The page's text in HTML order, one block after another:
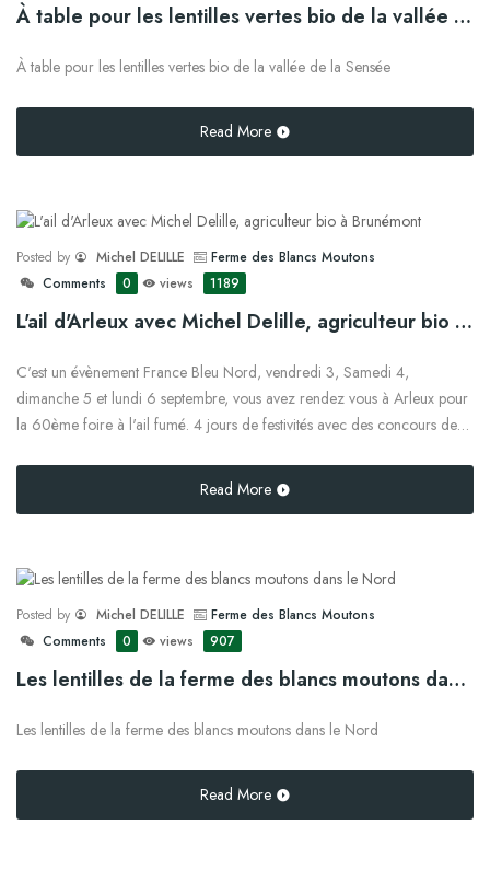
À table pour les lentilles vertes bio de la vallée de la Sensée
À table pour les lentilles vertes bio de la vallée de la Sensée
Read More
Posted by Michel DELILLE
Ferme des Blancs Moutons
Comments
0 views 1189
L'ail d'Arleux avec Michel Delille, agriculteur bio à Brunémont
C'est un évènement France Bleu Nord, vendredi 3, Samedi 4,
dimanche 5 et lundi 6 septembre, vous avez rendez vous à Arleux pour
la 60ème foire à l'ail fumé. 4 jours de festivités avec des concours de
Read More
Posted by Michel DELILLE
Ferme des Blancs Moutons
Comments
0 views 907
Les lentilles de la ferme des blancs moutons dans le Nord
Les lentilles de la ferme des blancs moutons dans le Nord
Read More